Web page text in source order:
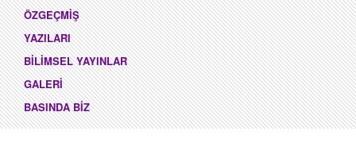
ÖZGEÇMİŞ
YAZILARI
BİLİMSEL YAYINLAR
GALERİ
BASINDA BİZ